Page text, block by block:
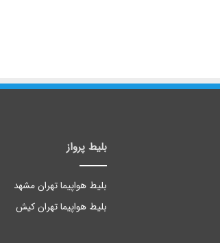
بلیط پرواز
بلیط هواپیما تهران مشهد
بلیط هواپیما تهران کیش